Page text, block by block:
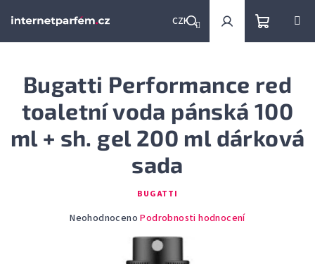
CZK
Hledat PřihlášeníNákupní
košík
Bugatti Performance red
toaletní voda pánská 100
ml + sh. gel 200 ml dárková
sada
BUGATTI
Průměrné
Neohodnoceno Podrobnosti hodnocení